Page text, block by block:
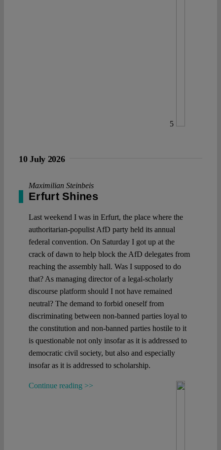
5
10 July 2026
Maximilian Steinbeis
Erfurt Shines
Last weekend I was in Erfurt, the place where the
authoritarian-populist AfD party held its annual
federal convention. On Saturday I got up at the
crack of dawn to help block the AfD delegates from
reaching the assembly hall. Was I supposed to do
that? As managing director of a legal-scholarly
discourse platform should I not have remained
neutral? The demand to forbid oneself from
discriminating between non-banned parties loyal to
the constitution and non-banned parties hostile to it
is questionable not only insofar as it is addressed to
democratic civil society, but also and especially
insofar as it is addressed to scholarship.
Continue reading >>